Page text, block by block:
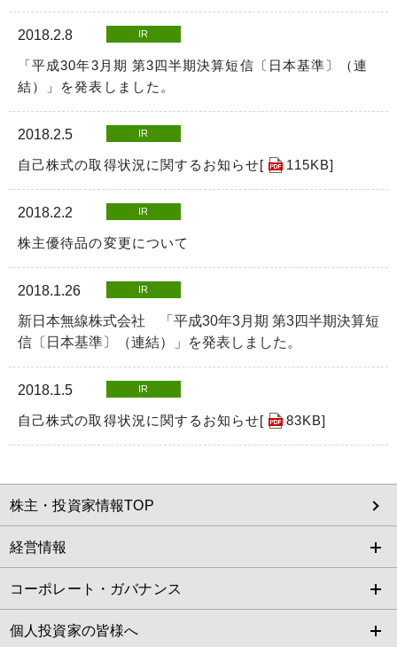
2018.2.8 IR
「平成30年3月期 第3四半期決算短信〔日本基準〕（連
結）」を発表しました。
2018.2.5 IR
自己株式の取得状況に関するお知らせ[ 115KB]
2018.2.2 IR
株主優待品の変更について
2018.1.26 IR
新日本無線株式会社 「平成30年3月期 第3四半期決算短
信〔日本基準〕（連結）」を発表しました。
2018.1.5 IR
自己株式の取得状況に関するお知らせ[ 83KB]
株主・投資家情報TOP
経営情報
コーポレート・ガバナンス
個人投資家の皆様へ